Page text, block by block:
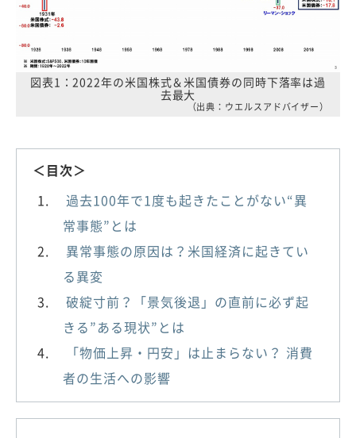
図表1：2022年の米国株式＆米国債券の同時下落率は過
去最大
（出典：ウエルスアドバイザー）
＜目次＞
過去100年で1度も起きたことがない“異
常事態”とは
異常事態の原因は？米国経済に起きてい
る異変
破綻寸前？「景気後退」の直前に必ず起
きる”ある現状”とは
「物価上昇・円安」は止まらない？ 消費
者の生活への影響